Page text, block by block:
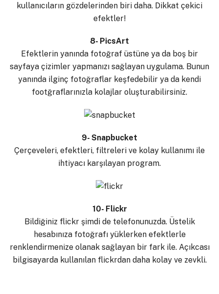
kullanıcıların gözdelerinden biri daha. Dikkat çekici
efektler!
8- PicsArt
Efektlerin yanında fotoğraf üstüne ya da boş bir
sayfaya çizimler yapmanızı sağlayan uygulama. Bunun
yanında ilginç fotoğraflar keşfedebilir ya da kendi
footğraflarınızla kolajlar oluşturabilirsiniz.
9- Snapbucket
Çerçeveleri, efektleri, filtreleri ve kolay kullanımı ile
ihtiyacı karşılayan program.
10- Flickr
Bildiğiniz flickr şimdi de telefonunuzda. Üstelik
hesabınıza fotoğrafı yüklerken efektlerle
renklendirmenize olanak sağlayan bir fark ile. Açıkcası
bilgisayarda kullanılan flickrdan daha kolay ve zevkli.